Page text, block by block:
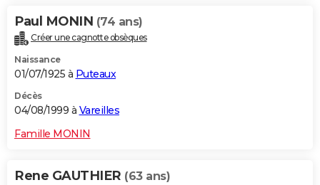
Paul MONIN (74 ans)
Créer une cagnotte obsèques
Naissance
01/07/1925 à Puteaux
Décès
04/08/1999 à Vareilles
Famille MONIN
Rene GAUTHIER (63 ans)